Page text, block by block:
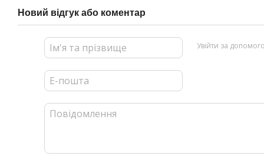
Новий відгук або коментар
Увійти за